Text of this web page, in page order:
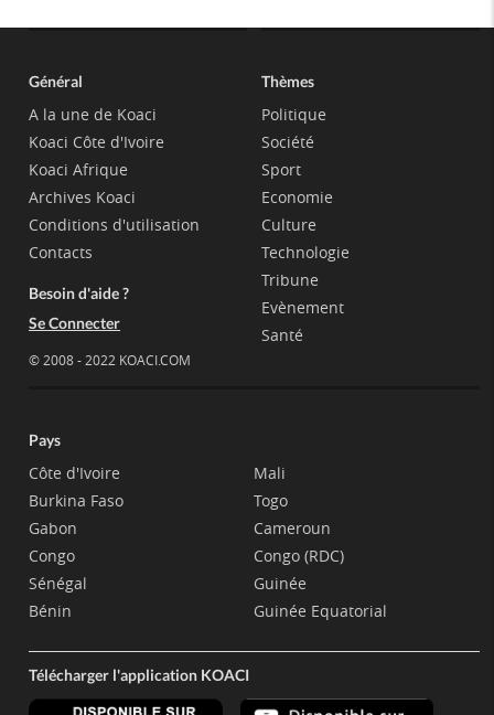
Général
A la une de Koaci
Koaci Côte d'Ivoire
Koaci Afrique
Archives Koaci
Conditions d'utilisation
Contacts
Besoin d'aide ?
Se Connecter
© 2008 - 2022 KOACI.COM
Thèmes
Politique
Société
Sport
Economie
Culture
Technologie
Tribune
Evènement
Santé
Pays
Côte d'Ivoire
Burkina Faso
Gabon
Congo
Sénégal
Bénin
Mali
Togo
Cameroun
Congo (RDC)
Guinée
Guinée Equatorial
Télécharger l'application KOACI